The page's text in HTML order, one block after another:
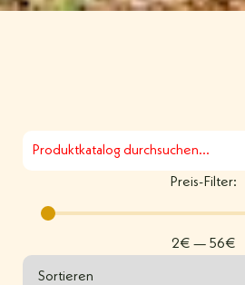
Preis-Filter:
2€ — 56€